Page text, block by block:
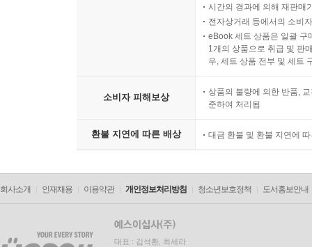
시간의 경과에 의해 재판매
전자상거래 등에서의 소비
eBook 세트 상품은 일괄 구
1개의 상품으로 취급 및 판
우, 세트 상품 전부 및 세트
소비자 피해보상
상품의 불량에 의한 반품,
준하여 처리됨
환불 지연에 따른 배상 대금 환불 및 환불 지연에
회사소개 인재채용 이용약관 개인정보처리방침 청소년보호정책 도서홍보안내
대표 : 김석환, 최세라